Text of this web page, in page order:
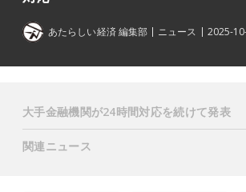
あたらしい経済 編集部 ニュース 2025-
大手金融機関が24時間対応を続けて発表
関連ニュース